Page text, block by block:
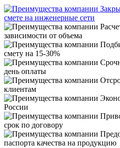
смете на инженерные сети
зависимости от объема
смету на 15-30%
день оплаты
клиентам
России
срок по договору
паспорта качества на продукцию